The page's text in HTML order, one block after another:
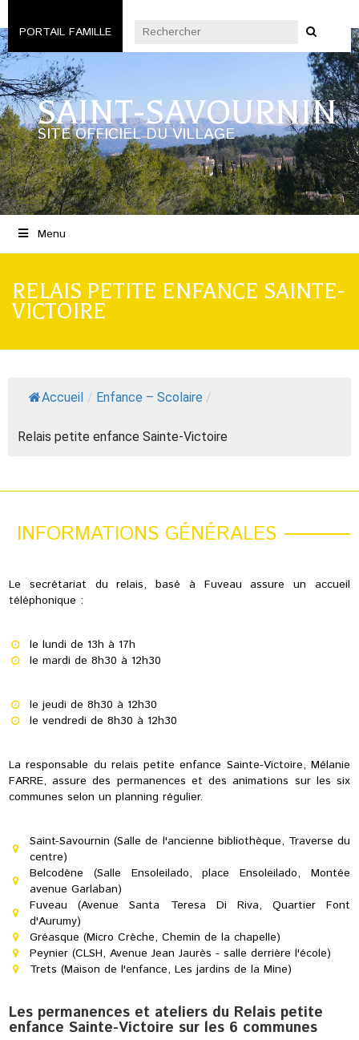
PORTAIL FAMILLE
SAINT-SAVOURNIN
SITE OFFICIEL DU VILLAGE
Menu
RELAIS PETITE ENFANCE SAINTE-
VICTOIRE
Accueil / Enfance – Scolaire /
Relais petite enfance Sainte-Victoire
INFORMATIONS GÉNÉRALES
Le secrétariat du relais, basé à Fuveau assure un accueil
téléphonique :
le lundi de 13h à 17h
le mardi de 8h30 à 12h30
le jeudi de 8h30 à 12h30
le vendredi de 8h30 à 12h30
La responsable du relais petite enfance Sainte-Victoire, Mélanie
FARRE, assure des permanences et des animations sur les six
communes selon un planning régulier.
Saint-Savournin (Salle de l'ancienne bibliothèque, Traverse du
centre)
Belcodène (Salle Ensoleilado, place Ensoleilado, Montée
avenue Garlaban)
Fuveau (Avenue Santa Teresa Di Riva, Quartier Font
d'Aurumy)
Gréasque (Micro Crèche, Chemin de la chapelle)
Peynier (CLSH, Avenue Jean Jaurès - salle derrière l'école)
Trets (Maison de l'enfance, Les jardins de la Mine)
Les permanences et ateliers du Relais petite
enfance Sainte-Victoire sur les 6 communes